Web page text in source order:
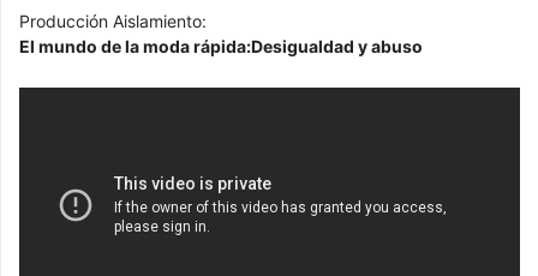
Producción Aislamiento:
El mundo de la moda rápida:Desigualdad y abuso